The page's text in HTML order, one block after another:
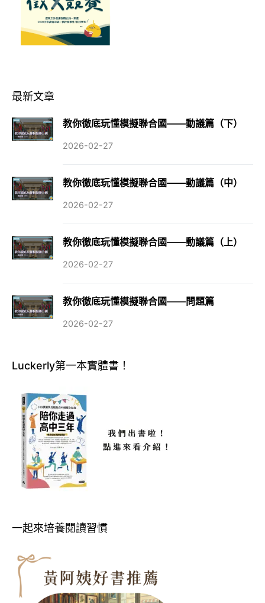
最新文章
教你徹底玩懂模擬聯合國——動議篇（下）
2026-02-27
教你徹底玩懂模擬聯合國——動議篇（中）
2026-02-27
教你徹底玩懂模擬聯合國——動議篇（上）
2026-02-27
教你徹底玩懂模擬聯合國——問題篇
2026-02-27
Luckerly第一本實體書！
一起來培養閱讀習慣